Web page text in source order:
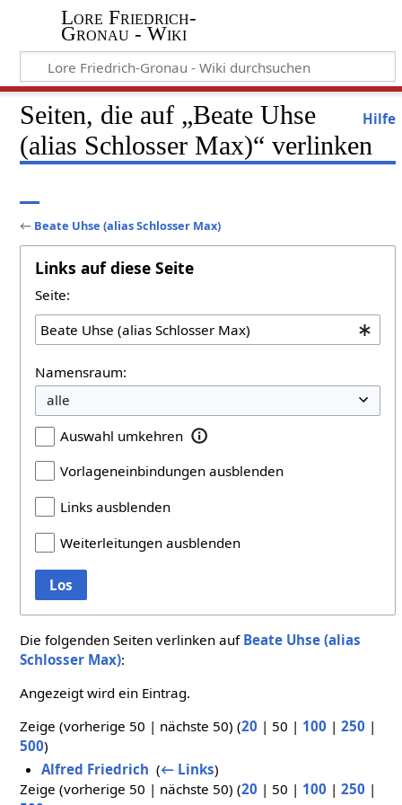
Lore Friedrich-
Gronau - Wiki
Hilfe
Seiten, die auf „Beate Uhse
(alias Schlosser Max)“ verlinken
← Beate Uhse (alias Schlosser Max)
Links auf diese Seite
Seite:
Namensraum:
Auswahl umkehren
Vorlageneinbindungen ausblenden
Links ausblenden
Weiterleitungen ausblenden
Los
Die folgenden Seiten verlinken auf Beate Uhse (alias
Schlosser Max):
Angezeigt wird ein Eintrag.
Zeige (vorherige 50 | nächste 50) (20 | 50 | 100 |250 |
500)
Alfred Friedrich ‎(← Links)
Zeige (vorherige 50 | nächste 50) (20 | 50 | 100 |250 |